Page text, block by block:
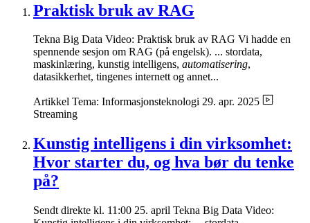
Praktisk bruk av RAG
Tekna Big Data Video: Praktisk bruk av RAG Vi hadde en
spennende sesjon om RAG (på engelsk). ... stordata,
maskinlæring, kunstig intelligens, automatisering,
datasikkerhet, tingenes internett og annet...
Artikkel Tema: Informasjonsteknologi 29. apr. 2025
Streaming
Kunstig intelligens i din virksomhet:
Hvor starter du, og hva bør du tenke
på?
Sendt direkte kl. 11:00 25. april Tekna Big Data Video: